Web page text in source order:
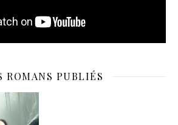
ROMANS PUBLIÉS